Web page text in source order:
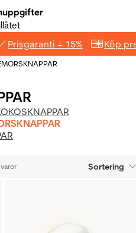
Prisgaranti + 15% Köp
Sortering